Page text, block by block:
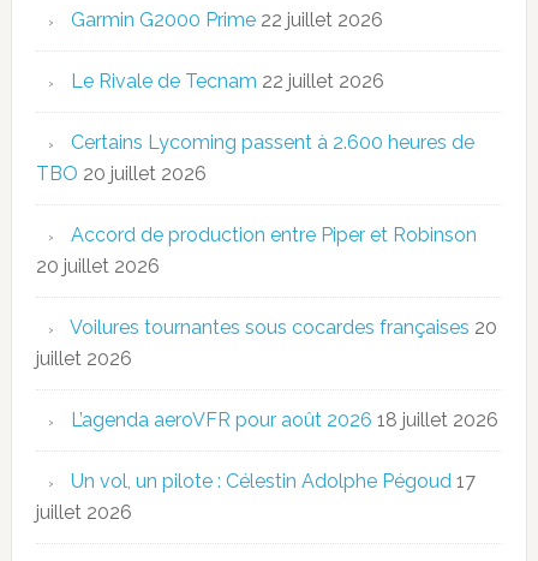
Garmin G2000 Prime 22 juillet 2026
Le Rivale de Tecnam 22 juillet 2026
Certains Lycoming passent à 2.600 heures de
TBO 20 juillet 2026
Accord de production entre Piper et Robinson
20 juillet 2026
Voilures tournantes sous cocardes françaises 20
juillet 2026
L’agenda aeroVFR pour août 2026 18 juillet 2026
Un vol, un pilote : Célestin Adolphe Pégoud 17
juillet 2026